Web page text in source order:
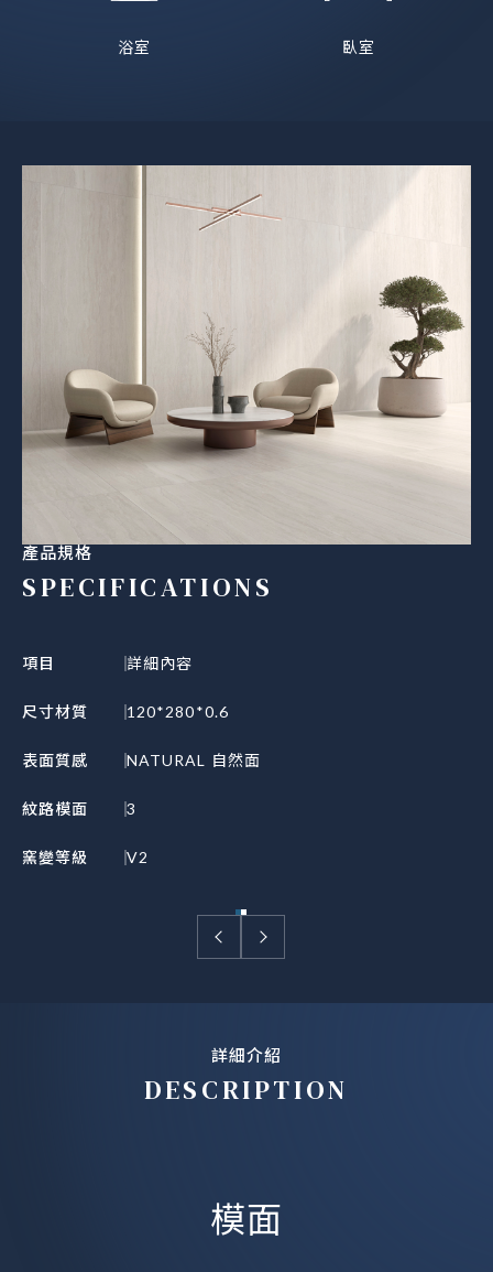
浴室 臥室
產品規格
SPECIFICATIONS
項目 詳細內容
尺寸材質 120*280*0.6
表面質感 NATURAL 自然面
紋路模面 3
窯變等級 V2
詳細介紹
DESCRIPTION
模面